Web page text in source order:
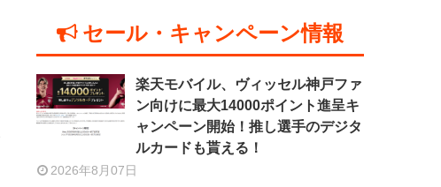
セール・キャンペーン情報
楽天モバイル、ヴィッセル神戸ファ
ン向けに最大14000ポイント進呈キ
ャンペーン開始！推し選手のデジタ
ルカードも貰える！
2026年8月07日